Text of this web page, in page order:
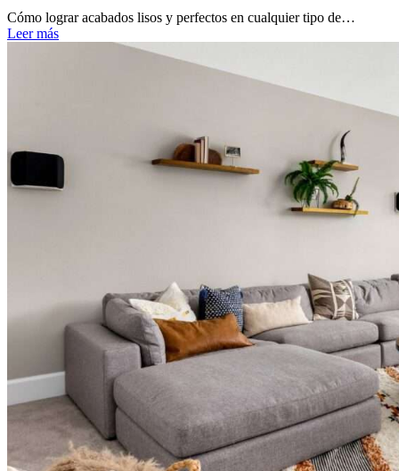
Cómo lograr acabados lisos y perfectos en cualquier tipo de…
Leer más